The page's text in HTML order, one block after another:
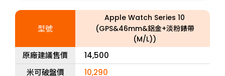
型號
Apple Watch Series 10
(GPS&46mm&鋁金+淡粉錶帶
(M/L))
原廠建議售價
14,500
米可破盤價
10,290